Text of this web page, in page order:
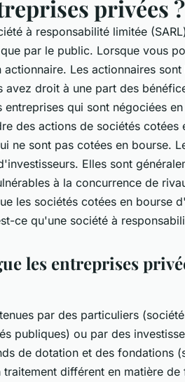
privées ?
à responsabilité limitée
par le public. Lorsque vous
Les actionnaires
avez droit à une part des
qui sont négociées
des actions de sociétés cotées
ne sont pas cotées en bourse.
Elles sont
à la concurrence de
les sociétés cotées en bourse
ce qu'une société à
les entreprises
par des particuliers
publiques) ou par des
de dotation et des fondations
différent en matière